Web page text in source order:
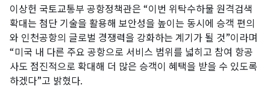
이상헌 국토교통부 공항정책관은 “이번 위탁수하물 원격검색
확대는 첨단 기술을 활용해 보안성을 높이는 동시에 승객 편의
와 인천공항의 글로벌 경쟁력을 강화하는 계기가 될 것”이라며
“미국 내 다른 주요 공항으로 서비스 범위를 넓히고 참여 항공
사도 점진적으로 확대해 더 많은 승객이 혜택을 받을 수 있도록
하겠다”고 밝혔다.